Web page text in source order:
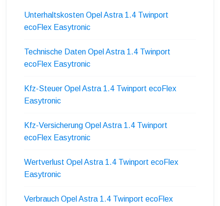
Unterhaltskosten Opel Astra 1.4 Twinport
ecoFlex Easytronic
Technische Daten Opel Astra 1.4 Twinport
ecoFlex Easytronic
Kfz-Steuer Opel Astra 1.4 Twinport ecoFlex
Easytronic
Kfz-Versicherung Opel Astra 1.4 Twinport
ecoFlex Easytronic
Wertverlust Opel Astra 1.4 Twinport ecoFlex
Easytronic
Verbrauch Opel Astra 1.4 Twinport ecoFlex